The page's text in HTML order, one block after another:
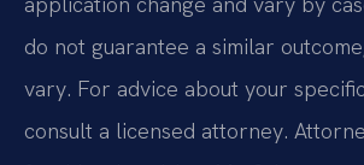
do not guarantee a similar
vary. For advice about your
consult a licensed attorney.